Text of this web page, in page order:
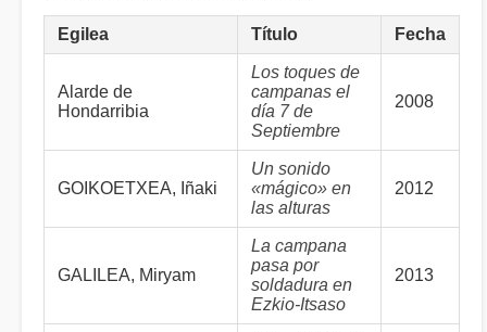
Egilea Título Fecha
Alarde de
Hondarribia
Los toques de
campanas el
día 7 de
Septiembre
2008
GOIKOETXEA, Iñaki
Un sonido
«mágico» en
las alturas
2012
GALILEA, Miryam
La campana
pasa por
soldadura en
Ezkio-Itsaso
2013